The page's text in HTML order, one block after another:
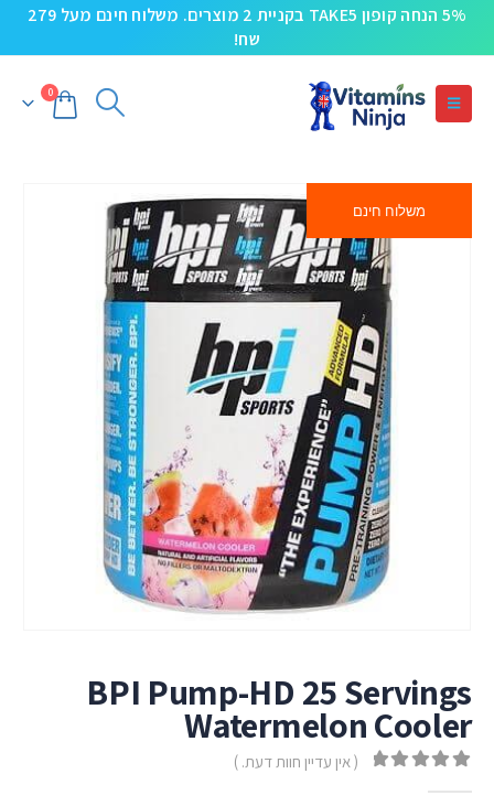
5% הנחה קופון TAKE5 בקניית 2 מוצרים. משלוח חינם מעל 279
שח!
0
משלוח חינם
BPI Pump-HD 25 Servings
Watermelon Cooler
( אין עדיין חוות דעת. )